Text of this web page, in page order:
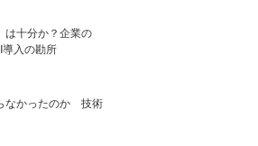
は十分か？企業の
入の勘所
なかったのか 技術